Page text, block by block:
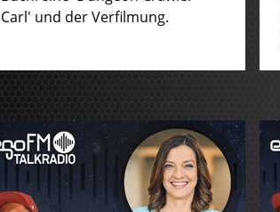
Carl' und der Verfilmung.